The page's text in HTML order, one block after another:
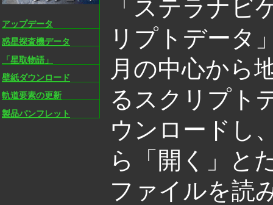
アップデータ
惑星探査機データ
「星取物語」
壁紙ダウンロード
軌道要素の更新
製品パンフレット
「ステラナビ
リプトデータ
月の中心から
るスクリプト
ウンロードし
ら「開く」と
ファイルを読